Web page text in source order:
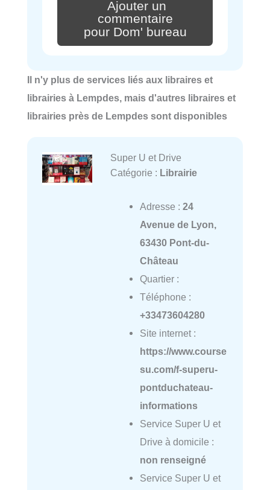
Ajouter un
commentaire
pour Dom' bureau
Il n'y plus de services liés aux libraires et
librairies à Lempdes, mais d'autres libraires et
librairies près de Lempdes sont disponibles
Super U et Drive
Catégorie : Librairie
Adresse : 24
Avenue de Lyon,
63430 Pont-du-
Château
Quartier :
Téléphone :
+33473604280
Site internet :
https://www.course
su.com/f-superu-
pontduchateau-
informations
Service Super U et
Drive à domicile :
non renseigné
Service Super U et